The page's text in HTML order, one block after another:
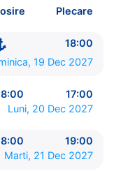
SpaniaPlecare
18:00
19 Dec 2027
17:00
Luni, 20 Dec 2027
19:00
Marti, 21 Dec 2027